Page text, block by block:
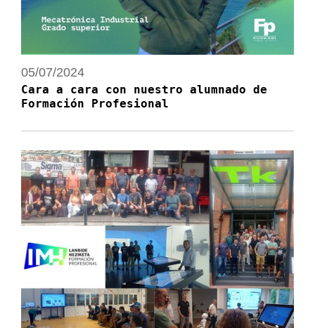
05/07/2024
Cara a cara con nuestro alumnado de
Formación Profesional